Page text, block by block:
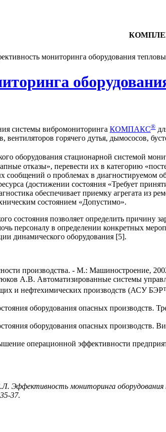
мониторинга оборудования
системы вибромониторинга КОМПАКС®
горячего дутья, дымососов,
оборудования стационарной системой
отказы», перевести их в категорию
о проблемах в диагностируемом
(достижении состояния «Требует
обеспечивает приемку агрегата из
состоянием «Допустимо».
состояния позволяет определить причину
персоналу в определении конкретных
динамического оборудования [5].
производства. - М.: Машиностроение,
А.В. Автоматизированные системы
и нефтехимических производств (АСУ
оборудования опасных производств.
оборудования опасных производств.
операционной эффективности
Эффективность мониторинга оборудования
37.